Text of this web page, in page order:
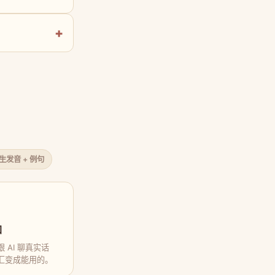
发音 + 例句
AI 聊真实话
成能用的。